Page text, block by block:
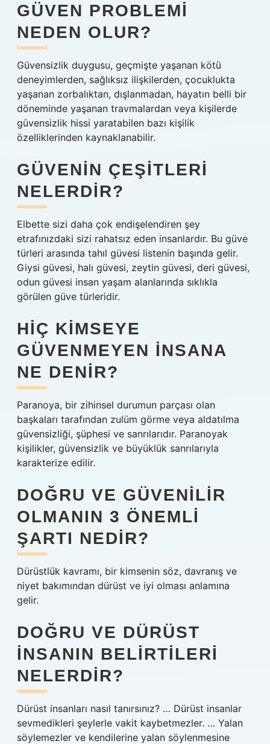
GÜVEN PROBLEMI
NEDEN OLUR?
Güvensizlik duygusu, geçmişte yaşanan kötü
deneyimlerden, sağlıksız ilişkilerden, çocuklukta
yaşanan zorbalıktan, dışlanmadan, hayatın belli bir
döneminde yaşanan travmalardan veya kişilerde
güvensizlik hissi yaratabilen bazı kişilik
özelliklerinden kaynaklanabilir.
GÜVENIN ÇEŞITLERI
NELERDIR?
Elbette sizi daha çok endişelendiren şey
etrafınızdaki sizi rahatsız eden insanlardır. Bu güve
türleri arasında tahıl güvesi listenin başında gelir.
Giysi güvesi, halı güvesi, zeytin güvesi, deri güvesi,
odun güvesi insan yaşam alanlarında sıklıkla
görülen güve türleridir.
HIÇ KIMSEYE
GÜVENMEYEN INSANA
NE DENIR?
Paranoya, bir zihinsel durumun parçası olan
başkaları tarafından zulüm görme veya aldatılma
güvensizliği, şüphesi ve sanrılarıdır. Paranoyak
kişilikler, güvensizlik ve büyüklük sanrılarıyla
karakterize edilir.
DOĞRU VE GÜVENILIR
OLMANIN 3 ÖNEMLI
ŞARTI NEDIR?
Dürüstlük kavramı, bir kimsenin söz, davranış ve
niyet bakımından dürüst ve iyi olması anlamına
gelir.
DOĞRU VE DÜRÜST
INSANIN BELIRTILERI
NELERDIR?
Dürüst insanları nasıl tanırsınız? … Dürüst insanlar
sevmedikleri şeylerle vakit kaybetmezler. … Yalan
söylemezler ve kendilerine yalan söylenmesine